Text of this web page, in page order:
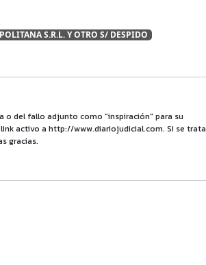
S.R.L. Y OTRO S/ DESPIDO
o del fallo adjunto como "inspiración" para su
activo a http://www.diariojudicial.com. Si se trata
gracias.